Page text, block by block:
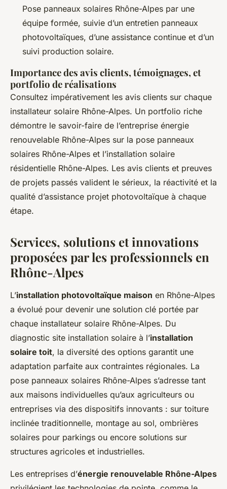
Pose panneaux solaires Rhône-Alpes par une
équipe formée, suivie d’un entretien panneaux
photovoltaïques, d’une assistance continue et d’un
suivi production solaire.
Importance des avis clients, témoignages, et
portfolio de réalisations
Consultez impérativement les avis clients sur chaque
installateur solaire Rhône-Alpes. Un portfolio riche
démontre le savoir-faire de l’entreprise énergie
renouvelable Rhône-Alpes sur la pose panneaux
solaires Rhône-Alpes et l’installation solaire
résidentielle Rhône-Alpes. Les avis clients et preuves
de projets passés valident le sérieux, la réactivité et la
qualité d’assistance projet photovoltaïque à chaque
étape.
Services, solutions et innovations
proposées par les professionnels en
Rhône-Alpes
L’installation photovoltaïque maison en Rhône-Alpes
a évolué pour devenir une solution clé portée par
chaque installateur solaire Rhône-Alpes. Du
diagnostic site installation solaire à l’installation
solaire toit, la diversité des options garantit une
adaptation parfaite aux contraintes régionales. La
pose panneaux solaires Rhône-Alpes s’adresse tant
aux maisons individuelles qu’aux agriculteurs ou
entreprises via des dispositifs innovants : sur toiture
inclinée traditionnelle, montage au sol, ombrières
solaires pour parkings ou encore solutions sur
structures agricoles et industrielles.
Les entreprises d’énergie renouvelable Rhône-Alpes